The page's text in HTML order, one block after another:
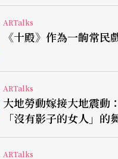
環抱起中間的工程製圖
係。錶框的一系列塗
文件，也「作品化」
界的窗（繪畫的經典比
子關係（從兒時畫被
父親對藝術的支撐，
的繪畫衝動，非常原初
ARTalks
《十殿》作為一齣常民
ARTalks
大地勞動嫁接大地震動
「沒有影子的女人」的
ARTalks